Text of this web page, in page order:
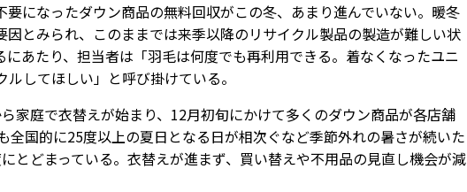
になったダウン商品の無料回収がこの冬、あまり進んでいない。暖冬
とみられ、このままでは来季以降のリサイクル製品の製造が難しい状
あたり、担当者は「羽毛は何度でも再利用できる。着なくなったユニ
してほしい」と呼び掛けている。
家庭で衣替えが始まり、12月初旬にかけて多くのダウン商品が各店舗
全国的に25度以上の夏日となる日が相次ぐなど季節外れの暑さが続いた
とどまっている。衣替えが進まず、買い替えや不用品の見直し機会が減